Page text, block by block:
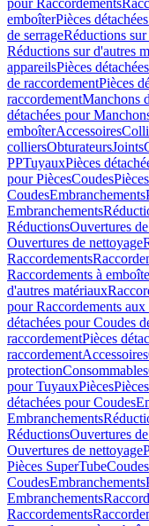
pour Raccordements
emboîterPièces
de serrageRéductions
Réductions sur d'autres
appareilsPièces
de raccordementPièces
raccordementManchons
détachées pour
emboîterAccessoires
colliersObturateursJoints
PPTuyauxPièces
pour PiècesCoudes
CoudesEmbranchements
Embranchements
RéductionsOuvertures
Ouvertures de nettoyage
Raccordements
Raccordements à
d'autres matériaux
pour Raccordements aux
détachées pour Coudes
raccordementPièces
raccordementAccessoires
protectionConsommables
pour TuyauxPièces
détachées pour Coudes
Embranchements
RéductionsOuvertures
Ouvertures de nettoyage
Pièces SuperTubeCoudes
CoudesEmbranchements
Embranchements
Raccordements